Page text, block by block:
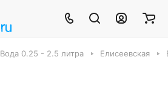
Вода 0.25 - 2.5 литра Елисеевская